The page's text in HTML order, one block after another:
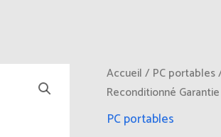
Accueil / PC portables
Reconditionné
PC portables